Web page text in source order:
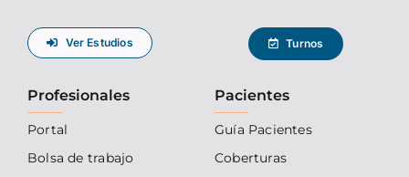
Ver Estudios Turnos
Profesionales
Portal
Bolsa de trabajo
Pacientes
Guía Pacientes
Coberturas